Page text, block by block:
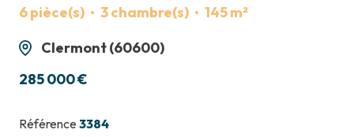
6 pièce(s)
3 chambre(s)
145 m²
Clermont (60600)
285 000 €
Référence 3384